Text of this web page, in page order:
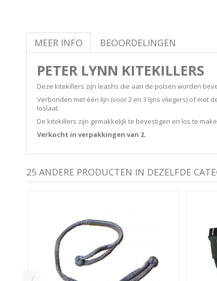
MEER INFO BEOORDELINGEN
PETER LYNN KITEKILLERS
Deze kitekillers zijn leashs die aan de polsen worden
Verbonden met één lijn (voor 2 en 3 lijns vliegers) of met
loslaat.
De kitekillers zijn gemakkelijk te bevestigen en los te
Verkocht in verpakkingen van 2.
25 ANDERE PRODUCTEN IN DEZELFDE